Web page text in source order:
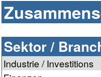
Sektor /
Industrie / Investitions